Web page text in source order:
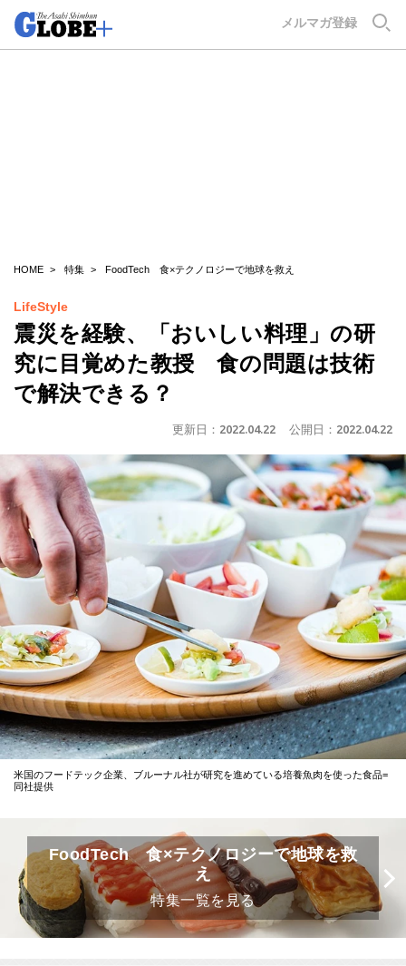
メルマガ登録
HOME 特集 FoodTech 食×テクノロジーで地球を救え
LifeStyle
震災を経験、「おいしい料理」の研
究に目覚めた教授 食の問題は技術
で解決できる？
更新日： 2022.04.22 公開日： 2022.04.22
米国のフードテック企業、ブルーナル社が研究を進めている培養魚肉を使った食品=
同社提供
FoodTech 食×テクノロジーで地球を救
え
特集一覧を見る